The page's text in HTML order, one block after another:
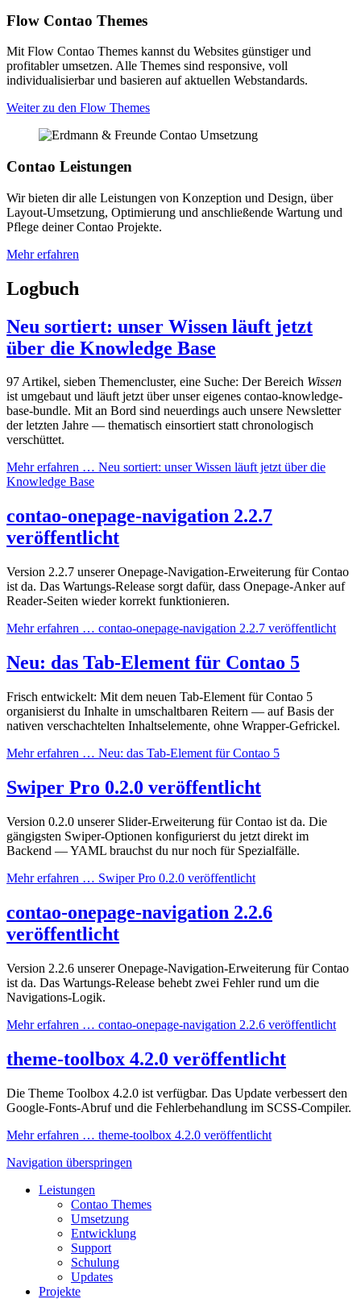
Flow Contao Themes
Mit Flow Contao Themes kannst du Websites günstiger und
profitabler umsetzen. Alle Themes sind responsive, voll
individualisierbar und basieren auf aktuellen Webstandards.
Weiter zu den Flow Themes
Contao Leistungen
Wir bieten dir alle Leistungen von Konzeption und Design, über
Layout-Umsetzung, Optimierung und anschließende Wartung und
Pflege deiner Contao Projekte.
Mehr erfahren
Logbuch
Neu sortiert: unser Wissen läuft jetzt
über die Knowledge Base
97 Artikel, sieben Themencluster, eine Suche: Der Bereich Wissen
ist umgebaut und läuft jetzt über unser eigenes contao-knowledge-
base-bundle. Mit an Bord sind neuerdings auch unsere Newsletter
der letzten Jahre — thematisch einsortiert statt chronologisch
verschüttet.
Mehr erfahren … Neu sortiert: unser Wissen läuft jetzt über die
Knowledge Base
contao-onepage-navigation 2.2.7
veröffentlicht
Version 2.2.7 unserer Onepage-Navigation-Erweiterung für Contao
ist da. Das Wartungs-Release sorgt dafür, dass Onepage-Anker auf
Reader-Seiten wieder korrekt funktionieren.
Mehr erfahren … contao-onepage-navigation 2.2.7 veröffentlicht
Neu: das Tab-Element für Contao 5
Frisch entwickelt: Mit dem neuen Tab-Element für Contao 5
organisierst du Inhalte in umschaltbaren Reitern — auf Basis der
nativen verschachtelten Inhaltselemente, ohne Wrapper-Gefrickel.
Mehr erfahren … Neu: das Tab-Element für Contao 5
Swiper Pro 0.2.0 veröffentlicht
Version 0.2.0 unserer Slider-Erweiterung für Contao ist da. Die
gängigsten Swiper-Optionen konfigurierst du jetzt direkt im
Backend — YAML brauchst du nur noch für Spezialfälle.
Mehr erfahren … Swiper Pro 0.2.0 veröffentlicht
contao-onepage-navigation 2.2.6
veröffentlicht
Version 2.2.6 unserer Onepage-Navigation-Erweiterung für Contao
ist da. Das Wartungs-Release behebt zwei Fehler rund um die
Navigations-Logik.
Mehr erfahren … contao-onepage-navigation 2.2.6 veröffentlicht
theme-toolbox 4.2.0 veröffentlicht
Die Theme Toolbox 4.2.0 ist verfügbar. Das Update verbessert den
Google-Fonts-Abruf und die Fehlerbehandlung im SCSS-Compiler.
Mehr erfahren … theme-toolbox 4.2.0 veröffentlicht
Navigation überspringen
Leistungen
Contao Themes
Umsetzung
Entwicklung
Support
Schulung
Updates
Projekte